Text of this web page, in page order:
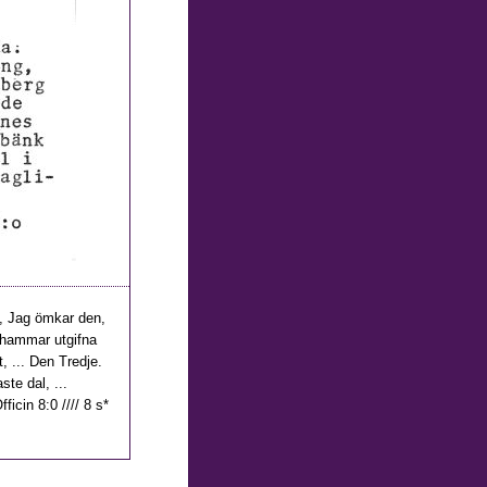
Jag ömkar den,
utgifna
... Den Tredje.
dal, ...
8:0 //// 8 s*